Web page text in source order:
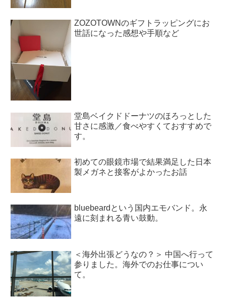
ZOZOTOWNのギフトラッピングにお
世話になった感想や手順など
堂島ベイクドドーナツのほろっとした
甘さに感激／食べやすくておすすめで
す。
初めての眼鏡市場で結果満足した日本
製メガネと接客がよかったお話
bluebeardという国内エモバンド。永
遠に刻まれる青い鼓動。
＜海外出張どうなの？＞ 中国へ行って
参りました。海外でのお仕事につい
て。